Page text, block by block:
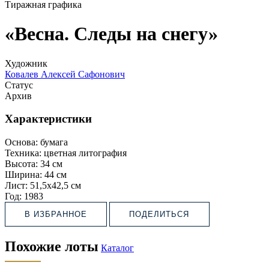
Тиражная графика
«Весна. Следы на снегу»
Художник
Ковалев Алексей Сафонович
Статус
Архив
Характеристики
Основа: бумага
Техника: цветная литография
Высота: 34 см
Ширина: 44 см
Лист: 51,5х42,5 см
Год: 1983
В ИЗБРАННОЕ ПОДЕЛИТЬСЯ
Похожие лоты Каталог